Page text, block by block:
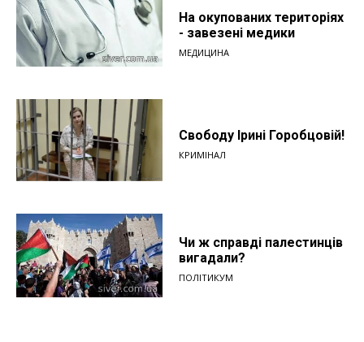
На окупованих територіях
- завезені медики
МЕДИЦИНА
Свободу Ірині Горобцовій!
КРИМІНАЛ
Чи ж справді палестинців
вигадали?
ПОЛІТИКУМ